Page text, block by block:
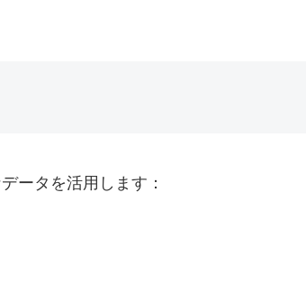
ータを活用します：